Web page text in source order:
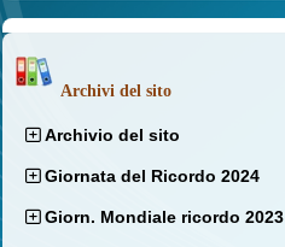
Archivi del sito
Archivio del sito
Giornata del Ricordo 2024
Giorn. Mondiale ricordo 2023